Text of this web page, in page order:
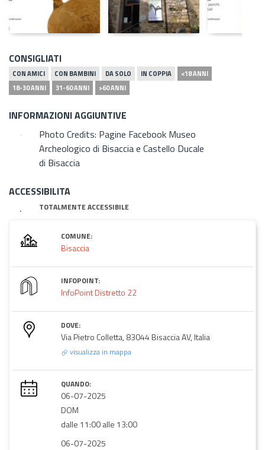
CONSIGLIATI
CON AMICI CON BAMBINI DA SOLO IN COPPIA
<18 ANNI
18-30 ANNI
31-60 ANNI >60 ANNI
INFORMAZIONI AGGIUNTIVE
Photo Credits: Pagine Facebook Museo
Archeologico di Bisaccia e Castello Ducale
di Bisaccia
ACCESSIBILITA
TOTALMENTE ACCESSIBILE
COMUNE:
Bisaccia
INFOPOINT:
InfoPoint Distretto 22
DOVE:
Via Pietro Colletta, 83044 Bisaccia AV, Italia
visualizza in mappa
QUANDO:
06-07-2025
DOM
dalle 11:00 alle 13:00
06-07-2025